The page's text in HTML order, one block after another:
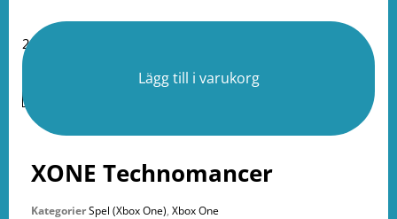
2 i lager
Lägg till i varukorg
XONE Technomancer
KategorierSpel (Xbox One), Xbox One